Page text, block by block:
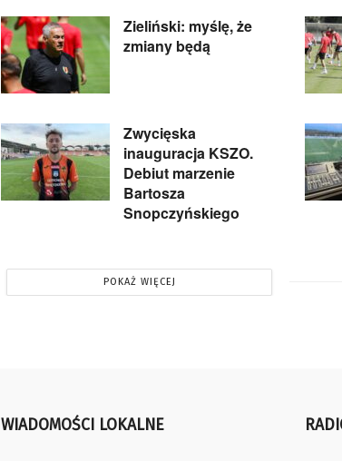
Zieliński: myślę, że
zmiany będą
Zwycięska
inauguracja KSZO.
Debiut marzenie
Bartosza
Snopczyńskiego
POKAŻ WIĘCEJ
WIADOMOŚCI LOKALNE